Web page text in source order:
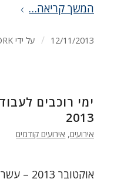
המשך קריאה…
12/11/2013
/ על ידי
ימי רוכבים
2013
אירועים, אירועים קודמים